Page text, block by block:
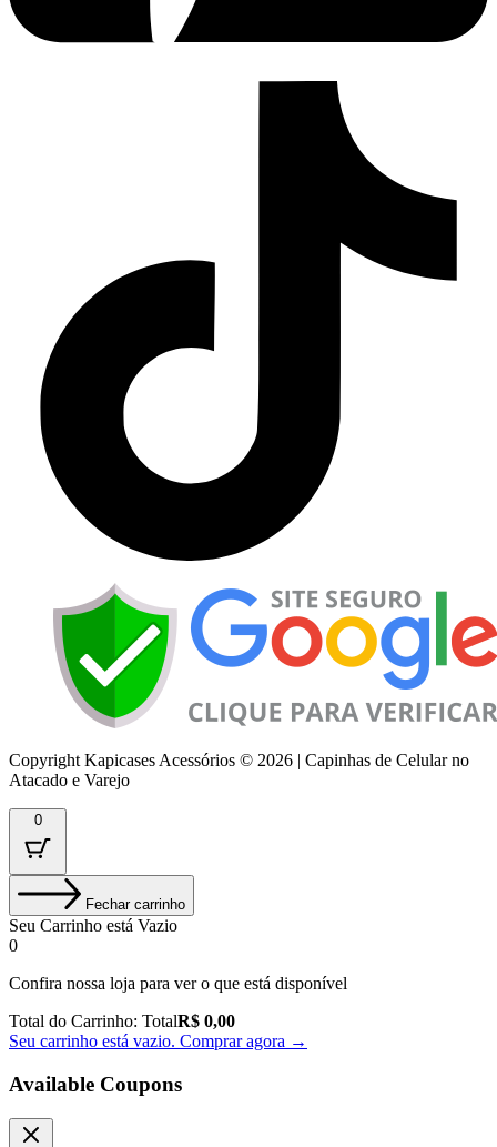
Copyright Kapicases Acessórios © 2026 | Capinhas de Celular no
Atacado e Varejo
0
Fechar carrinho
Seu Carrinho está Vazio
0
Confira nossa loja para ver o que está disponível
Total do Carrinho: TotalR$ 0,00
Seu carrinho está vazio. Comprar agora →
Available Coupons